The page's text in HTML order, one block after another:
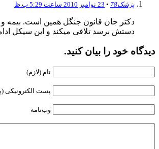
پزشک78 • 23 نوامبر 2010 ساعت 5:29 ب.ظ
دکتر جان قانون جنگل همین است. بیمه
دستش برسد تلافی میکند و این سیکل
دیدگاه خود را بیان کنید.
نام (لازم)
پست الکترونیکی
وب‌نامه